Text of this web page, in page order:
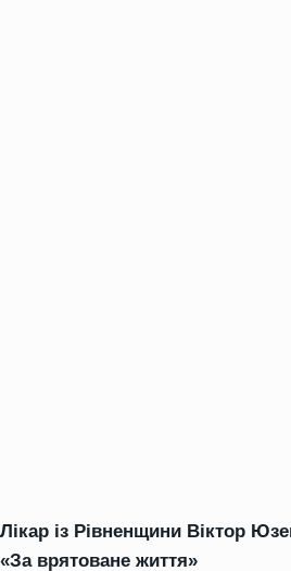
Лікар із Рівненщини Віктор
«За врятоване життя»